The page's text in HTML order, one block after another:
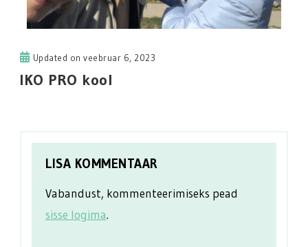
Updated onveebruar 6, 2023
IKO PRO kool
LISA KOMMENTAAR
Vabandust, kommenteerimiseks pead
sisse logima.